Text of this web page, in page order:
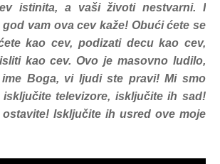
istinita, a vaši životi nestvarni. I
vam ova cev kaže! Obući ćete se
kao cev, podizati decu kao cev,
kao cev. Ovo je masovno ludilo,
ime Boga, vi ljudi ste pravi! Mi smo
televizore, isključite ih sad!
Isključite ih usred ove moje